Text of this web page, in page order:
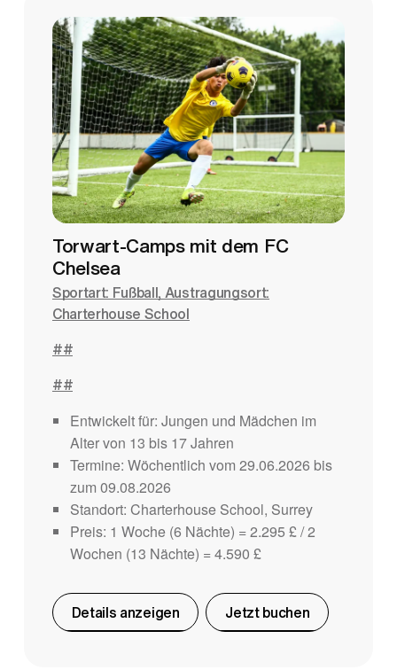
Torwart-Camps mit dem FC
Chelsea
Sportart: Fußball, Austragungsort:
Charterhouse School
##
##
Entwickelt für: Jungen und Mädchen im
Alter von 13 bis 17 Jahren
Termine: Wöchentlich vom 29.06.2026 bis
zum 09.08.2026
Standort: Charterhouse School, Surrey
Preis: 1 Woche (6 Nächte) = 2.295 £ / 2
Wochen (13 Nächte) = 4.590 £
Details anzeigen Jetzt buchen